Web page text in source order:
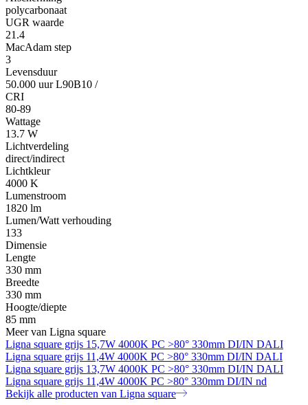
polycarbonaat
UGR waarde
21.4
MacAdam step
3
Levensduur
50.000 uur L90B10 /
CRI
80-89
Wattage
13.7 W
Lichtverdeling
direct/indirect
Lichtkleur
4000 K
Lumenstroom
1820 lm
Lumen/Watt verhouding
133
Dimensie
Lengte
330 mm
Breedte
330 mm
Hoogte/diepte
85 mm
Meer van Ligna square
Ligna square grijs 15,7W 4000K PC >80° 330mm DI/IN DALI
Ligna square grijs 11,4W 4000K PC >80° 330mm DI/IN DALI
Ligna square grijs 13,7W 4000K PC >80° 330mm DI/IN DALI
Ligna square grijs 11,4W 4000K PC >80° 330mm DI/IN nd
Bekijk alle producten van Ligna square